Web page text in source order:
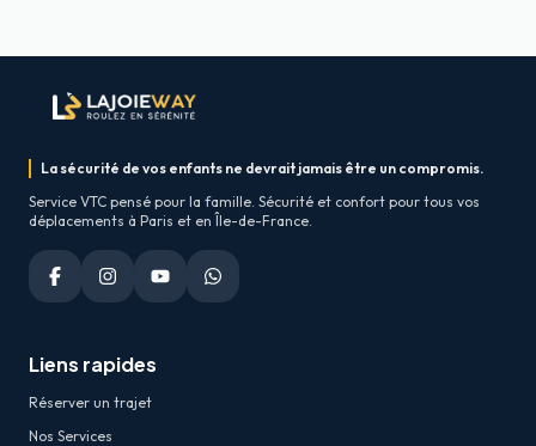
La sécurité de vos enfants ne devrait jamais être un compromis.
Service VTC pensé pour la famille. Sécurité et confort pour tous vos
déplacements à Paris et en Île-de-France.
Liens rapides
Réserver un trajet
Nos Services